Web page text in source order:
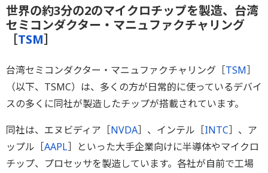
世界の約3分の2のマイクロチップを製造、台湾
セミコンダクター・マニュファクチャリング
［TSM］
台湾セミコンダクター・マニュファクチャリング［TSM］
（以下、TSMC）は、多くの方が日常的に使っているデバイ
スの多くに同社が製造したチップが搭載されています。
同社は、エヌビディア［NVDA］、インテル［INTC］、ア
ップル［AAPL］といった大手企業向けに半導体やマイクロ
チップ、プロセッサを製造しています。各社が自前で工場